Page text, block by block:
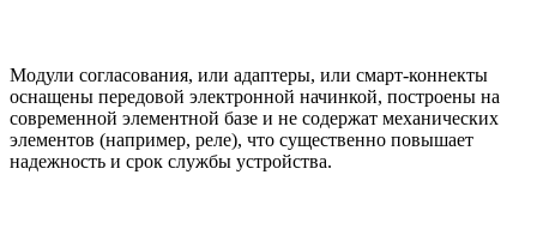
Модули согласования, или адаптеры, или смарт-коннекты
оснащены передовой электронной начинкой, построены на
современной элементной базе и не содержат механических
элементов (например, реле), что существенно повышает
надежность и срок службы устройства.